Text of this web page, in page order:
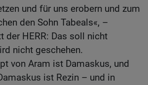
und für uns erobern und zum
den Sohn Tabeals«, –
der HERR: Das soll nicht
nicht geschehen.
von Aram ist Damaskus, und
ist Rezin – und in